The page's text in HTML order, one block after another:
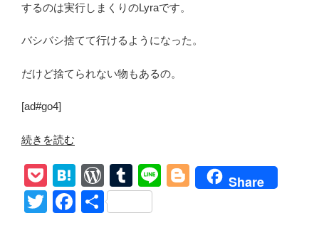
するのは実行しまくりのLyraです。
バシバシ捨てて行けるようになった。
だけど捨てられない物もあるの。
[ad#go4]
“ミ
シ
ェ
ル・
続きを読む
P
o
ck
H
at
e
W
or
d
T
u
m
Li
Bl
Share
T
F
共